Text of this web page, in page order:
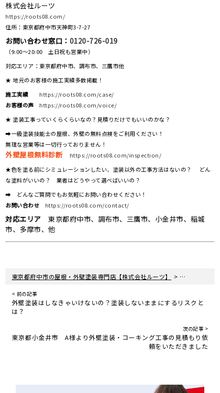
株式会社ルーツ
https://roots08.com/
住所：東京都府中市天神町3-7-27
お問い合わせ窓口： 0120-726-019
（9:00～20:00 土日祝も営業中）
対応エリア：東京都府中市、調布市、三鷹市他
★ 地元のお客様の施工実績多数掲載！
施工実績
https://roots08.com/case/
お客様の声
https://roots08.com/voice/
★ 塗装工事っていくらくらいなの？見積りだけでもいいのかな？
➡一級塗装技能士の屋根、外壁の無料点検をご利用ください！
無理な営業等は一切行っておりません！
外壁屋根無料診断
https://roots08.com/inspection/
★色を塗る前にシミュレーションしたい、塗装以外の工事方法はないの？ どん
な塗料がいいの？ 業者はどうやって選べばいいの？
➡ どんなご質問でもお気軽にお問い合わせください！
お問い合わせ
https://roots08.com/contact/
対応エリア 東京都府中市、調布市、三鷹市、小金井市、稲城
市、多摩市、他
東京都府中市の屋根・外壁塗装専門店【株式会社ルーツ】 > 新着情報
< 前の記事
外壁塗装はしなきゃいけないの？塗装しないままにするリスクと
は？
次の記事 >
東京都小金井市 A様より外壁塗装・コーキング工事の見積もり依
頼をいただきました